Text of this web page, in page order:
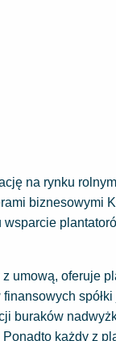
na rynku
biznesowymi
umową, oferuje
buraków
każdy z